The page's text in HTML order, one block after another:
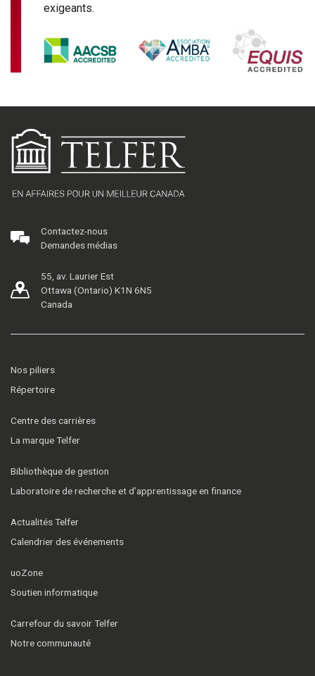
exigeants.
Contactez-nous
Demandes médias
55, av. Laurier Est
Ottawa (Ontario) K1N 6N5
Canada
Nos piliers
Répertoire
Centre des carrières
La marque Telfer
Bibliothèque de gestion
Laboratoire de recherche et d’apprentissage en finance
Actualités Telfer
Calendrier des événements
uoZone
Soutien informatique
Carrefour du savoir Telfer
Notre communauté